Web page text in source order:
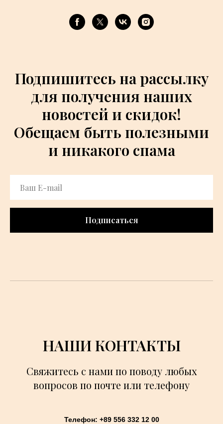
Подпишитесь на рассылку
для получения наших
новостей и скидок!
Обещаем быть полезными
и никакого спама
Подписаться
НАШИ КОНТАКТЫ
Свяжитесь с нами по поводу любых
вопросов по почте или телефону
Телефон: +89 556 332 12 00